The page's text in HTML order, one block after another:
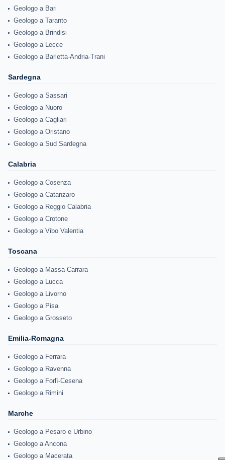
Geologo a Bari
Geologo a Taranto
Geologo a Brindisi
Geologo a Lecce
Geologo a Barletta-Andria-Trani
Sardegna
Geologo a Sassari
Geologo a Nuoro
Geologo a Cagliari
Geologo a Oristano
Geologo a Sud Sardegna
Calabria
Geologo a Cosenza
Geologo a Catanzaro
Geologo a Reggio Calabria
Geologo a Crotone
Geologo a Vibo Valentia
Toscana
Geologo a Massa-Carrara
Geologo a Lucca
Geologo a Livorno
Geologo a Pisa
Geologo a Grosseto
Emilia-Romagna
Geologo a Ferrara
Geologo a Ravenna
Geologo a Forlì-Cesena
Geologo a Rimini
Marche
Geologo a Pesaro e Urbino
Geologo a Ancona
Geologo a Macerata